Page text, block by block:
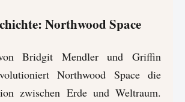
Northwood Space
Bridgit Mendler und Griffin
Northwood Space die
zwischen Erde und Weltraum.